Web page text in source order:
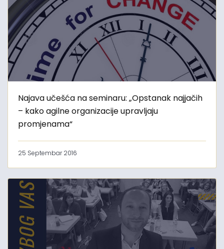
Najava učešća na seminaru: „Opstanak najjačih
– kako agilne organizacije upravljaju
promjenama“
25 Septembar 2016